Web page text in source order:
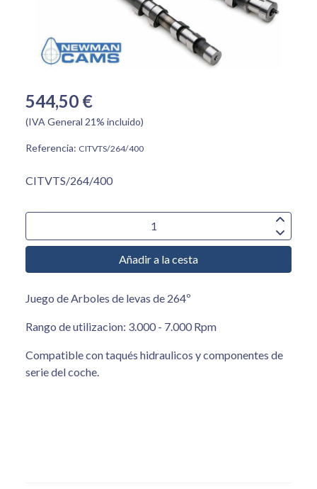
544,50 €
(IVA General 21% incluido)
Referencia: CITVTS/264/400
CITVTS/264/400
Añadir a la cesta
Juego de Arboles de levas de 264º
Rango de utilizacion: 3.000 - 7.000 Rpm
Compatible con taqués hidraulicos y componentes de
serie del coche.